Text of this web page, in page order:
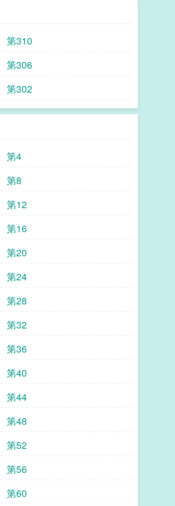
第310
第306
第302
第4
第8
第12
第16
第20
第24
第28
第32
第36
第40
第44
第48
第52
第56
第60